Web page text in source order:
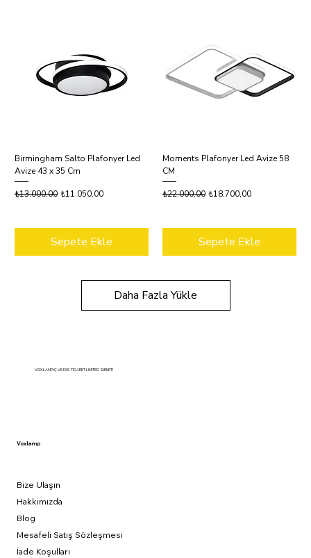
Birmingham Salto Plafonyer Led
Avize 43 x 35 Cm
Normal Fiyat
₺13.000,00 İndirimli Fiyat
₺11.050,00
Sepete Ekle
Moments Plafonyer Led Avize 58
CM
Normal Fiyat
₺22.000,00 İndirimli Fiyat
₺18.700,00
Sepete Ekle
Daha Fazla Yükle
VOXLAMP IÇ VE DIS TICARET LIMITED SIRKETI
Voxlamp
Bize Ulaşın
Hakkımızda
Blog
Mesafeli Satış Sözleşmesi
İade Koşulları